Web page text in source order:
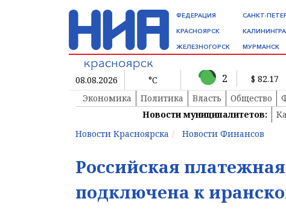
ФЕДЕРАЦИЯ
КРАСНОЯРСК
ЖЕЛЕЗНОГОРСК
САНКТ-
МУРМАНСК
08.08.2026 °C 2 $ 82.17
Экономика
Политика Власть Общество
Новости муниципалитетов:
Новости Красноярска
Новости Финансов
Российская
подключена к